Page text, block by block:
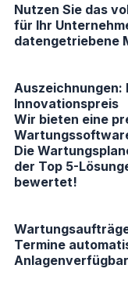
Nutzen Sie das
für Ihr
datengetriebene
Auszeichnungen:
Innovationspreis
Wir bieten eine
Die
der Top 5-
bewertet!
Termine